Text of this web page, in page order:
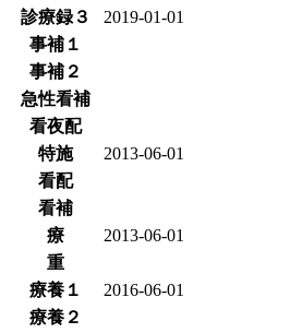
診療録３
2019-01-01
事補１
事補２
急性看補
看夜配
特施
2013-06-01
看配
看補
療
2013-06-01
重
療養１
2016-06-01
療養２